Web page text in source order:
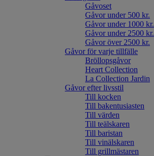
Gåvoset
Gåvor under 500 kr.
Gåvor under 1000 kr.
Gåvor under 2500 kr.
Gåvor över 2500 kr.
Gåvor för varje tillfälle
Bröllopsgåvor
Heart Collection
La Collection Jardin
Gåvor efter livsstil
Till kocken
Till bakentusiasten
Till värden
Till teälskaren
Till baristan
Till vinälskaren
Till grillmästaren